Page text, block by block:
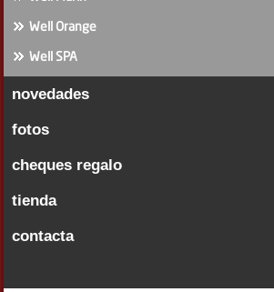
Well Orange
Well SPA
novedades
fotos
cheques regalo
tienda
contacta